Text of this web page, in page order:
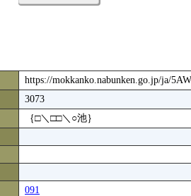
https://mokkanko.nabunken.go.jp/ja/
3073
｛□＼□□＼○池｝
091